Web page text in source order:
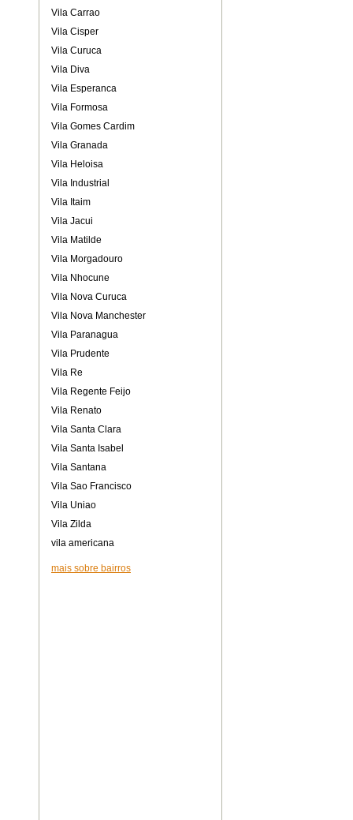
Vila Carrao
Vila Cisper
Vila Curuca
Vila Diva
Vila Esperanca
Vila Formosa
Vila Gomes Cardim
Vila Granada
Vila Heloisa
Vila Industrial
Vila Itaim
Vila Jacui
Vila Matilde
Vila Morgadouro
Vila Nhocune
Vila Nova Curuca
Vila Nova Manchester
Vila Paranagua
Vila Prudente
Vila Re
Vila Regente Feijo
Vila Renato
Vila Santa Clara
Vila Santa Isabel
Vila Santana
Vila Sao Francisco
Vila Uniao
Vila Zilda
vila americana
mais sobre bairros